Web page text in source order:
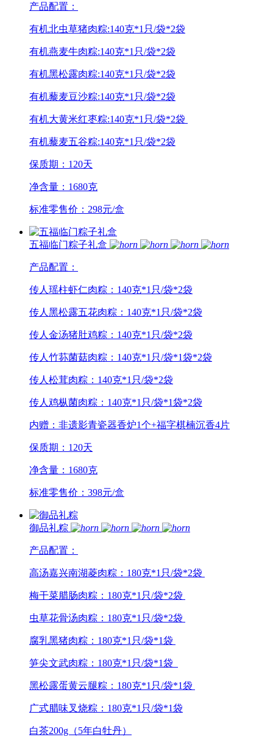
产品配置：
有机北虫草猪肉粽:140克*1只/袋*2袋
有机燕麦牛肉粽:140克*1只/袋*2袋
有机黑松露肉粽:140克*1只/袋*2袋
有机藜麦豆沙粽:140克*1只/袋*2袋
有机大黄米红枣粽:140克*1只/袋*2袋
有机藜麦五谷粽:140克*1只/袋*2袋
保质期：120天
净含量：1680克
标准零售价：298元/盒
五福临门粽子礼盒
产品配置：
传人瑶柱虾仁肉粽：140克*1只/袋*2袋
传人黑松露五花肉粽：140克*1只/袋*2袋
传人金汤猪肚鸡粽：140克*1只/袋*2袋
传人竹荪菌菇肉粽：140克*1只/袋*1袋*2袋
传人松茸肉粽：140克*1只/袋*2袋
传人鸡枞菌肉粽：140克*1只/袋*1袋*2袋
内赠：非遗影青瓷器香炉1个+福字棋楠沉香4片
保质期：120天
净含量：1680克
标准零售价：398元/盒
御品礼粽
产品配置：
高汤嘉兴南湖菱肉粽：180克*1只/袋*2袋
梅干菜腊肠肉粽：180克*1只/袋*2袋
虫草花骨汤肉粽：180克*1只/袋*2袋
腐乳黑猪肉粽：180克*1只/袋*1袋
笋尖文武肉粽：180克*1只/袋*1袋
黑松露蛋黄云腿粽：180克*1只/袋*1袋
广式腊味叉烧粽：180克*1只/袋*1袋
白茶200g（5年白牡丹）